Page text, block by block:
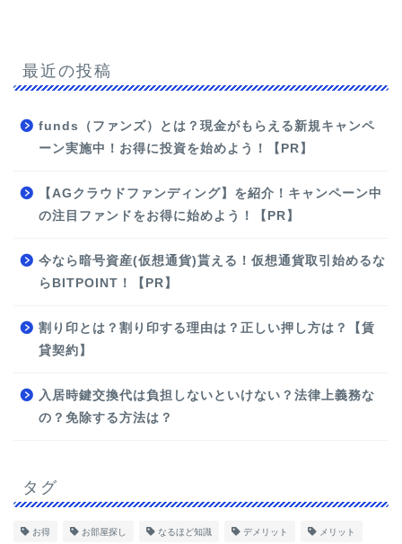
最近の投稿
funds（ファンズ）とは？現金がもらえる新規キャンペ
ーン実施中！お得に投資を始めよう！【PR】
【AGクラウドファンディング】を紹介！キャンペーン中
の注目ファンドをお得に始めよう！【PR】
今なら暗号資産(仮想通貨)貰える！仮想通貨取引始めるな
らBITPOINT！【PR】
割り印とは？割り印する理由は？正しい押し方は？【賃
貸契約】
入居時鍵交換代は負担しないといけない？法律上義務な
の？免除する方法は？
タグ
お得 お部屋探し なるほど知識 デメリット メリット